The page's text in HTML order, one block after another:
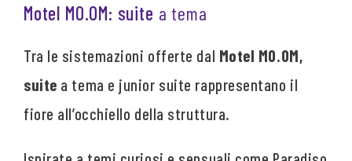
Motel MO.OM: suite a tema
Tra le sistemazioni offerte dal Motel MO.OM,
suite a tema e junior suite rappresentano il
fiore all’occhiello della struttura.